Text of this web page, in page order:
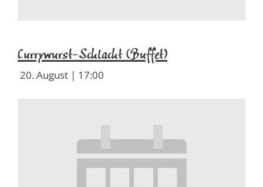
Currywurst-Schlacht (Buffet)
20. August | 17:00